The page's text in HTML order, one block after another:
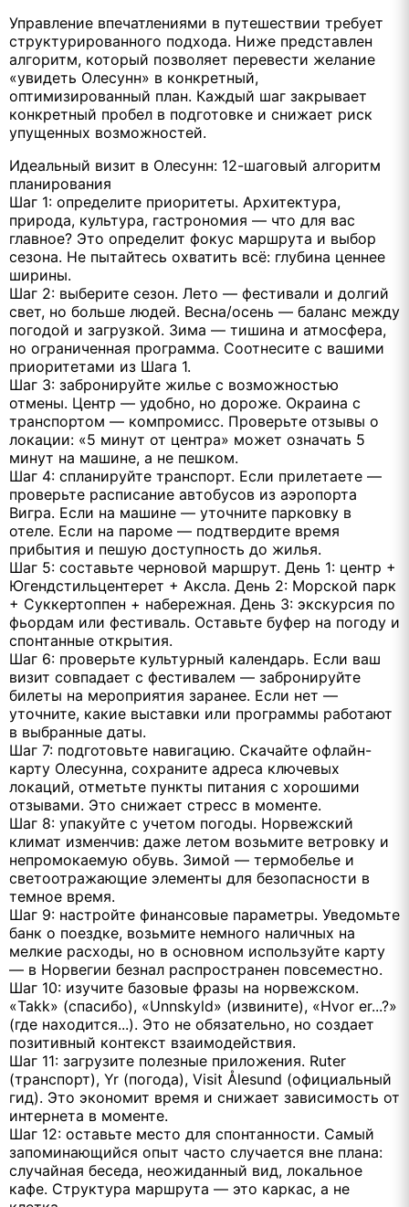
Управление впечатлениями в путешествии требует
структурированного подхода. Ниже представлен
алгоритм, который позволяет перевести желание
«увидеть Олесунн» в конкретный,
оптимизированный план. Каждый шаг закрывает
конкретный пробел в подготовке и снижает риск
упущенных возможностей.
Идеальный визит в Олесунн: 12-шаговый алгоритм
планирования
Шаг 1: определите приоритеты. Архитектура,
природа, культура, гастрономия — что для вас
главное? Это определит фокус маршрута и выбор
сезона. Не пытайтесь охватить всё: глубина ценнее
ширины.
Шаг 2: выберите сезон. Лето — фестивали и долгий
свет, но больше людей. Весна/осень — баланс между
погодой и загрузкой. Зима — тишина и атмосфера,
но ограниченная программа. Соотнесите с вашими
приоритетами из Шага 1.
Шаг 3: забронируйте жилье с возможностью
отмены. Центр — удобно, но дороже. Окраина с
транспортом — компромисс. Проверьте отзывы о
локации: «5 минут от центра» может означать 5
минут на машине, а не пешком.
Шаг 4: спланируйте транспорт. Если прилетаете —
проверьте расписание автобусов из аэропорта
Вигра. Если на машине — уточните парковку в
отеле. Если на пароме — подтвердите время
прибытия и пешую доступность до жилья.
Шаг 5: составьте черновой маршрут. День 1: центр +
Югендстильцентерет + Аксла. День 2: Морской парк
+ Суккертоппен + набережная. День 3: экскурсия по
фьордам или фестиваль. Оставьте буфер на погоду и
спонтанные открытия.
Шаг 6: проверьте культурный календарь. Если ваш
визит совпадает с фестивалем — забронируйте
билеты на мероприятия заранее. Если нет —
уточните, какие выставки или программы работают
в выбранные даты.
Шаг 7: подготовьте навигацию. Скачайте офлайн-
карту Олесунна, сохраните адреса ключевых
локаций, отметьте пункты питания с хорошими
отзывами. Это снижает стресс в моменте.
Шаг 8: упакуйте с учетом погоды. Норвежский
климат изменчив: даже летом возьмите ветровку и
непромокаемую обувь. Зимой — термобелье и
светоотражающие элементы для безопасности в
темное время.
Шаг 9: настройте финансовые параметры. Уведомьте
банк о поездке, возьмите немного наличных на
мелкие расходы, но в основном используйте карту
— в Норвегии безнал распространен повсеместно.
Шаг 10: изучите базовые фразы на норвежском.
«Takk» (спасибо), «Unnskyld» (извините), «Hvor er...?»
(где находится...). Это не обязательно, но создает
позитивный контекст взаимодействия.
Шаг 11: загрузите полезные приложения. Ruter
(транспорт), Yr (погода), Visit Ålesund (официальный
гид). Это экономит время и снижает зависимость от
интернета в моменте.
Шаг 12: оставьте место для спонтанности. Самый
запоминающийся опыт часто случается вне плана:
случайная беседа, неожиданный вид, локальное
кафе. Структура маршрута — это каркас, а не